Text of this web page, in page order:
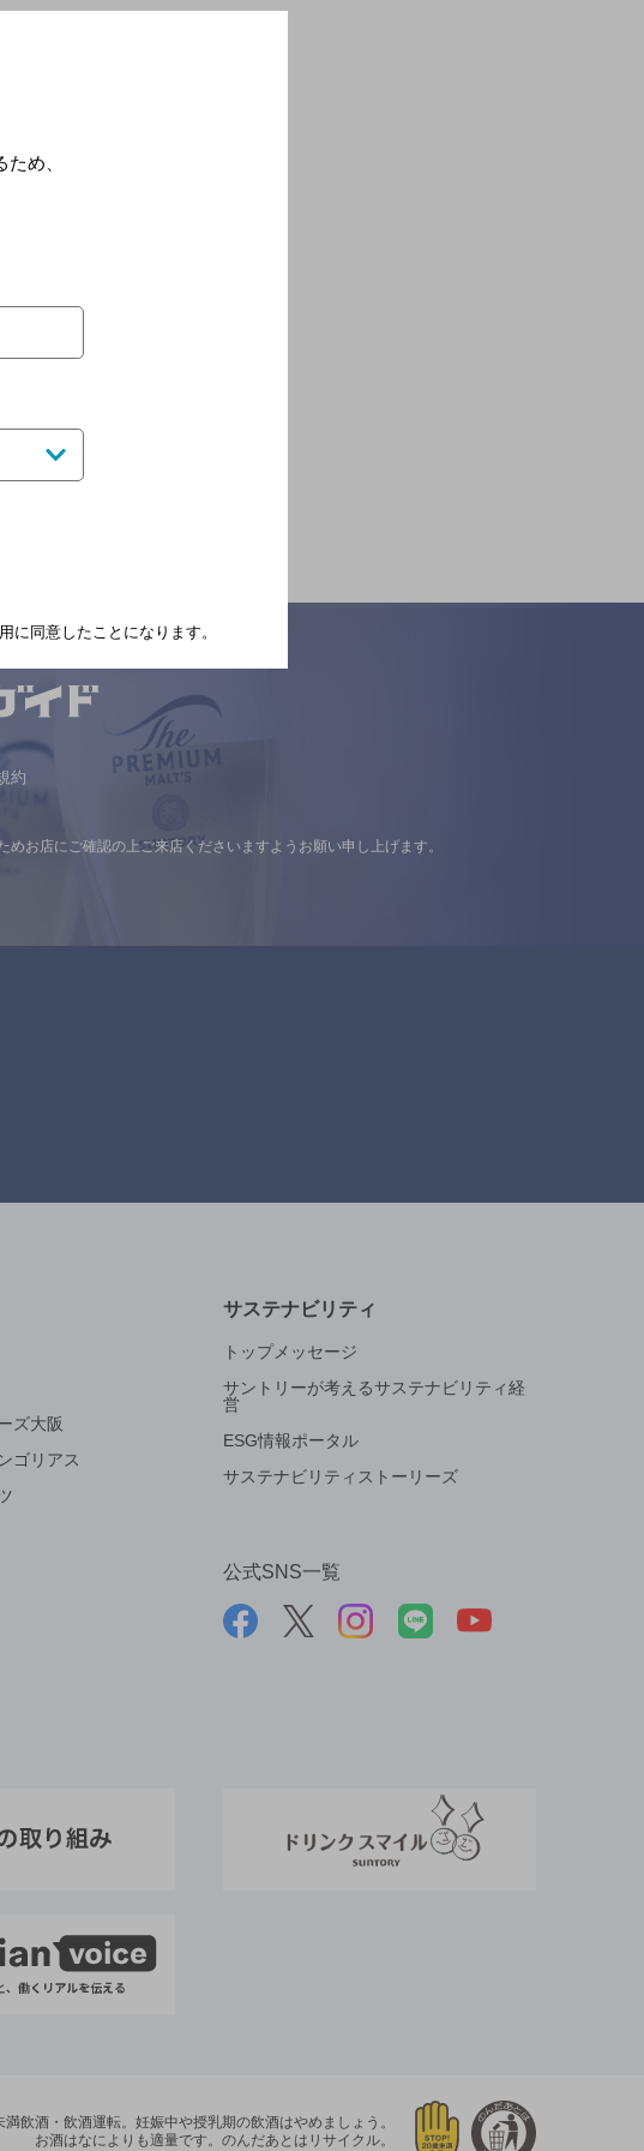
約
めお店にご確認の上ご来店くださいますようお願い申し上げます。
ズ大阪
ゴリアス
サステナビリティ
トップメッセージ
サントリーが考えるサステナビリティ経
営
ESG情報ポータル
サステナビリティストーリーズ
公式SNS一覧
飲酒・飲酒運転。 妊娠中や授乳期の飲酒はやめましょう。
お酒はなによりも適量です。 のんだあとはリサイクル。
め、
に同意したことになります。